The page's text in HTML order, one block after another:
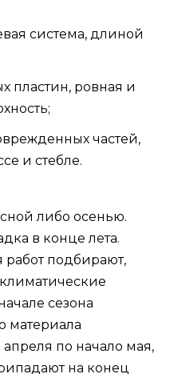
система, длиной
пластин, ровная и
частей,
и стебле.
либо осенью.
в конце лета.
работ подбирают,
сезона
материала
по начало мая,
на конец